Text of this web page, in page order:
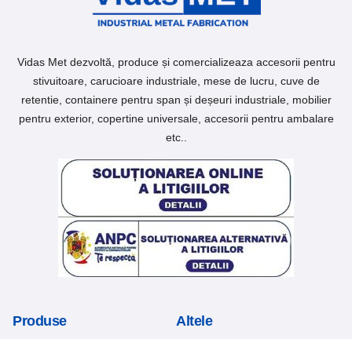
Vidas Met dezvoltă, produce și comercializeaza accesorii pentru
stivuitoare, carucioare industriale, mese de lucru, cuve de
retentie, containere pentru span și deșeuri industriale, mobilier
pentru exterior, copertine universale, accesorii pentru ambalare
etc..
Produse Altele